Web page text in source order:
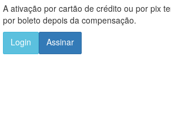
A ativação por cartão de crédito ou por pix
por boleto depois da compensação.
Login
Assinar